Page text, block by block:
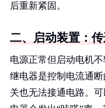
后重新紧固。
二、启动装置：
电源正常但启动电机
继电器是控制电流通
关也无法接通电路。